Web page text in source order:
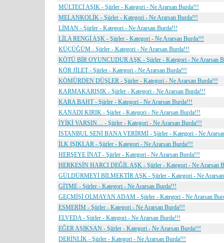
MÜLTECİ AŞIK - Şiirler - Kategori - Ne Ararsan Burda!!!
MELANKOLİK - Şiirler - Kategori - Ne Ararsan Burda!!!
LİMAN - Şiirler - Kategori - Ne Ararsan Burda!!!
LİLA RENGİ AŞK - Şiirler - Kategori - Ne Ararsan Burda!!!
KÜÇÜĞÜM - Şiirler - Kategori - Ne Ararsan Burda!!!
KÖTÜ BİR OYUNCUDUR AŞK - Şiirler - Kategori - Ne Ararsan
KÖR JİLET - Şiirler - Kategori - Ne Ararsan Burda!!!
KÖMÜRDEN DÜŞLER - Şiirler - Kategori - Ne Ararsan Burda!!!
KARMAKARIŞIK - Şiirler - Kategori - Ne Ararsan Burda!!!
KARA BAHT - Şiirler - Kategori - Ne Ararsan Burda!!!
KANADI KIRIK - Şiirler - Kategori - Ne Ararsan Burda!!!
İYİKİ VARSIN… - Şiirler - Kategori - Ne Ararsan Burda!!!
İSTANBUL SENİ BANA VERİRMİ - Şiirler - Kategori - Ne
İLK IŞIKLAR - Şiirler - Kategori - Ne Ararsan Burda!!!
HERŞEYE İNAT - Şiirler - Kategori - Ne Ararsan Burda!!!
HERKESİN HARCI DEĞİL AŞK - Şiirler - Kategori - Ne Ararsan
GÜLDÜRMEYİ BİLMEKTİR AŞK - Şiirler - Kategori - Ne
GİTME - Şiirler - Kategori - Ne Ararsan Burda!!!
GEÇMİŞİ OLMAYAN ADAM - Şiirler - Kategori - Ne Ararsan
ESMERİM - Şiirler - Kategori - Ne Ararsan Burda!!!
ELVEDA - Şiirler - Kategori - Ne Ararsan Burda!!!
EĞER AŞIKSAN - Şiirler - Kategori - Ne Ararsan Burda!!!
DERİNLİK - Şiirler - Kategori - Ne Ararsan Burda!!!